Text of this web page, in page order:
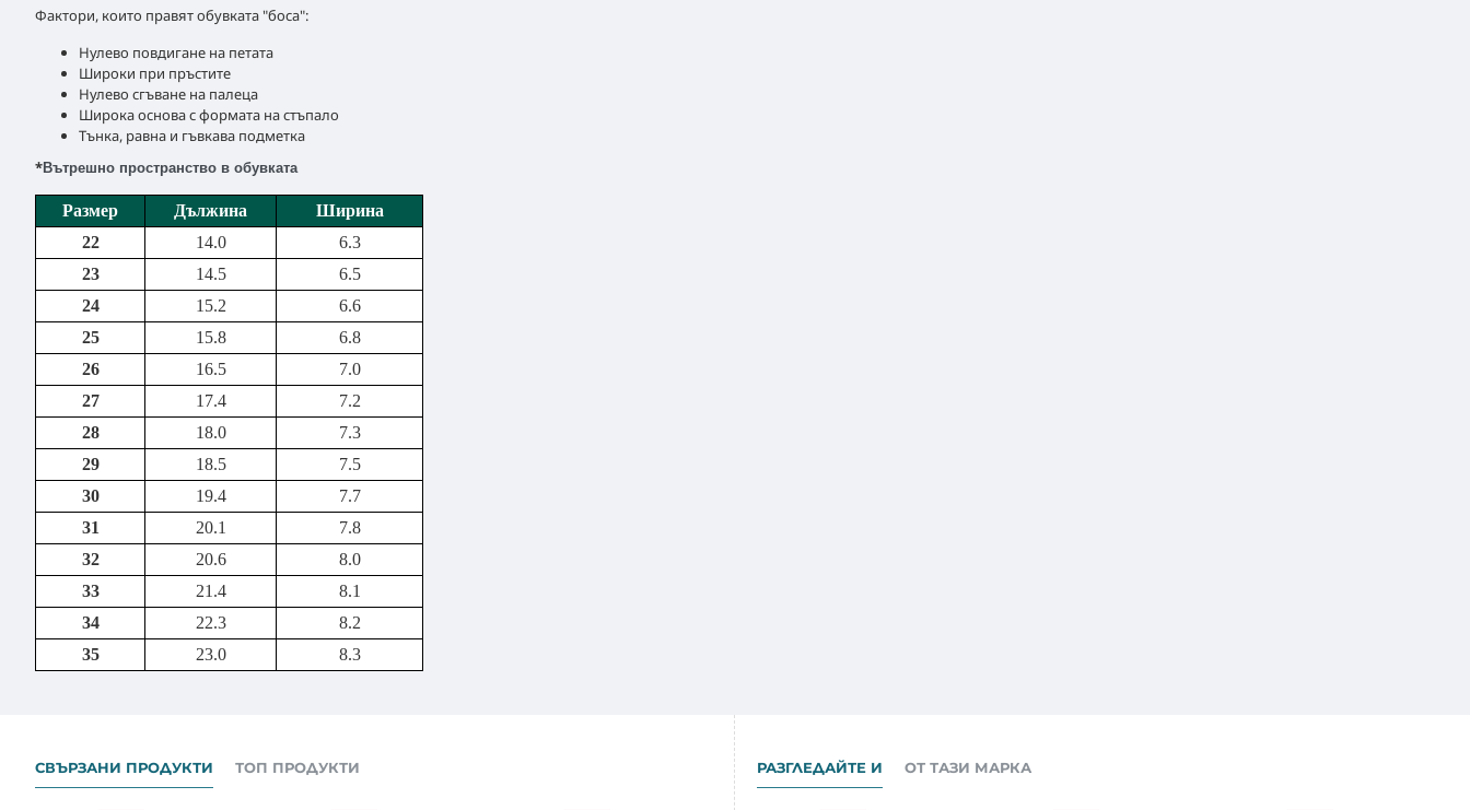
Фактори, които правят обувката "боса":
Нулево повдигане на петата
Широки при пръстите
Нулево сгъване на палеца
Широка основа с формата на стъпало
Тънка, равна и гъвкава подметка
*Вътрешно пространство в обувката
Размер Дължина
Ширина
22
14.0
6.3
23
14.5
6.5
24
15.2
6.6
25
15.8
6.8
26
16.5
7.0
27
17.4
7.2
28
18.0
7.3
29
18.5
7.5
30
19.4
7.7
31
20.1
7.8
32
20.6
8.0
33
21.4
8.1
34
22.3
8.2
35
23.0 8.3
СВЪРЗАНИ ПРОДУКТИ ТОП ПРОДУКТИ РАЗГЛЕДАЙТЕ И ОТ ТАЗИ МАРКА